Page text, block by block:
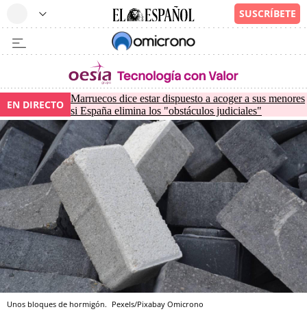
EN DIRECTO Marruecos dice estar dispuesto a acoger a sus menores
si España elimina los "obstáculos judiciales"
Unos bloques de hormigón. Pexels/Pixabay Omicrono